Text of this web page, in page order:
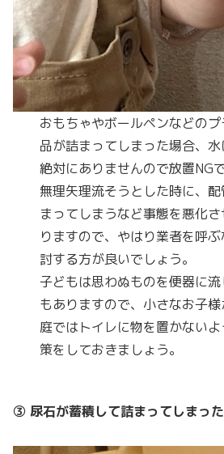
おもちゃやボールペンなどの
品が詰まってしまった場合、
絶対にありませんので放置NG
無理矢理流そうとした時に、
まってしまうなど事態を悪化
りますので、やはり業者を呼
討する方が良いでしょう。
子どもは思わぬものを便器に
もありますので、小さなお子
庭ではトイレに物を置かない
策をしておきましょう。
③ 尿石が蓄積して詰まってしまっ